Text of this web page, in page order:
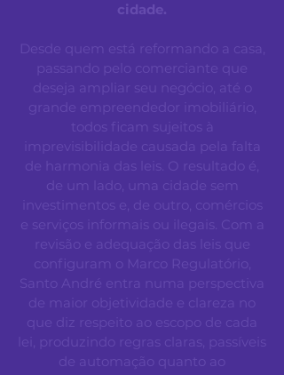
cidade.
Desde quem está reformando a casa,
passando pelo comerciante que
deseja ampliar seu negócio, até o
grande empreendedor imobiliário,
todos ficam sujeitos à
imprevisibilidade causada pela falta
de harmonia das leis. O resultado é,
de um lado, uma cidade sem
investimentos e, de outro, comércios
e serviços informais ou ilegais. Com a
revisão e adequação das leis que
configuram o Marco Regulatório,
Santo André entra numa perspectiva
de maior objetividade e clareza no
que diz respeito ao escopo de cada
lei, produzindo regras claras, passíveis
de automação quanto ao